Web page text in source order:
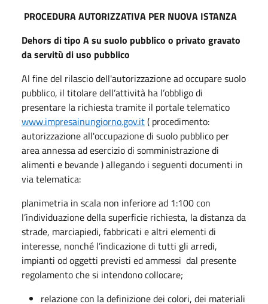
PROCEDURA AUTORIZZATIVA PER NUOVA ISTANZA
Dehors di tipo A su suolo pubblico o privato gravato
da servitù di uso pubblico
Al fine del rilascio dell'autorizzazione ad occupare suolo
pubblico, il titolare dell’attività ha l’obbligo di
presentare la richiestatramite il portale telematico
www.impresainungiorno.gov.it( procedimento:
autorizzazione all'occupazione di suolo pubblico per
area annessa ad esercizio di somministrazione di
alimenti e bevande ) allegando i seguenti documenti in
via telematica:
planimetria in scala non inferiore ad 1:100 con
l’individuazione della superficie richiesta, la distanza da
strade, marciapiedi, fabbricati e altri elementi di
interesse, nonché l’indicazione di tutti gli arredi,
impianti od oggetti previsti ed ammessi dal presente
regolamento che si intendono collocare;
relazione con la definizione dei colori, dei materiali